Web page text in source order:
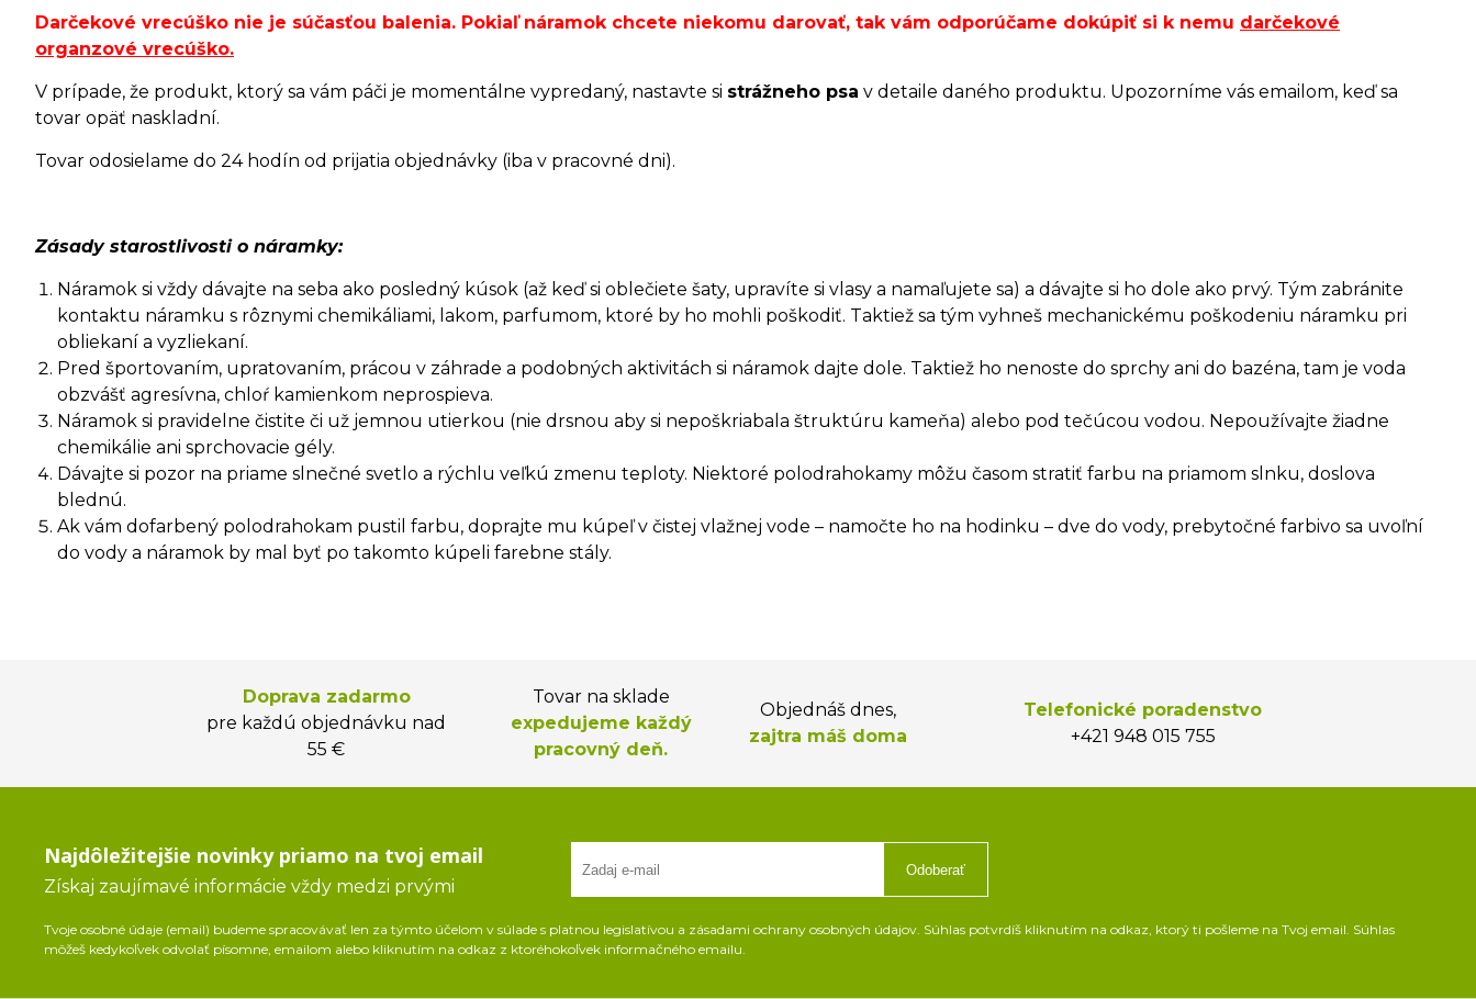
Darčekové vrecúško nie je súčasťou balenia. Pokiaľ náramok chcete niekomu darovať, tak vám odporúčame dokúpiť si k nemu darčekové
organzové vrecúško.
V prípade, že produkt, ktorý sa vám páči je momentálne vypredaný, nastavte si strážneho psa v detaile daného produktu. Upozorníme vás emailom, keď sa
tovar opäť naskladní.
Tovar odosielame do 24 hodín od prijatia objednávky (iba v pracovné dni).
Zásady starostlivosti o náramky:
Náramok si vždy dávajte na seba ako posledný kúsok (až keď si oblečiete šaty, upravíte si vlasy a namaľujete sa) a dávajte si ho dole ako prvý. Tým zabránite
kontaktu náramku s rôznymi chemikáliami, lakom, parfumom, ktoré by ho mohli poškodiť. Taktiež sa tým vyhneš mechanickému poškodeniu náramku pri
obliekaní a vyzliekaní.
Pred športovaním, upratovaním, prácou v záhrade a podobných aktivitách si náramok dajte dole. Taktiež ho nenoste do sprchy ani do bazéna, tam je voda
obzvášť agresívna, chloŕ kamienkom neprospieva.
Náramok si pravidelne čistite či už jemnou utierkou (nie drsnou aby si nepoškriabala štruktúru kameňa) alebo pod tečúcou vodou. Nepoužívajte žiadne
chemikálie ani sprchovacie gély.
Dávajte si pozor na priame slnečné svetlo a rýchlu veľkú zmenu teploty. Niektoré polodrahokamy môžu časom stratiť farbu na priamom slnku, doslova
blednú.
Ak vám dofarbený polodrahokam pustil farbu, doprajte mu kúpeľ v čistej vlažnej vode – namočte ho na hodinku – dve do vody, prebytočné farbivo sa uvoľní
do vody a náramok by mal byť po takomto kúpeli farebne stály.
Doprava zadarmo
pre každú objednávku nad
55 €
Tovar na sklade
expedujeme každý
pracovný deň.
Objednáš dnes,
zajtra máš doma
Telefonické poradenstvo
+421 948 015 755
Najdôležitejšie novinky priamo na tvoj email
Získaj zaujímavé informácie vždy medzi prvými
Odoberať
Tvoje osobné údaje (email) budeme spracovávať len za týmto účelom v súlade s platnou legislatívou a zásadami ochrany osobných údajov. Súhlas potvrdíš kliknutím na odkaz, ktorý ti pošleme na Tvoj email. Súhlas
môžeš kedykoľvek odvolať písomne, emailom alebo kliknutím na odkaz z ktoréhokoľvek informačného emailu.